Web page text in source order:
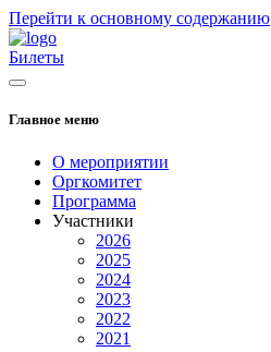
Перейти к основному содержанию
Билеты
Главное меню
О мероприятии
Оргкомитет
Программа
Участники
2026
2025
2024
2023
2022
2021